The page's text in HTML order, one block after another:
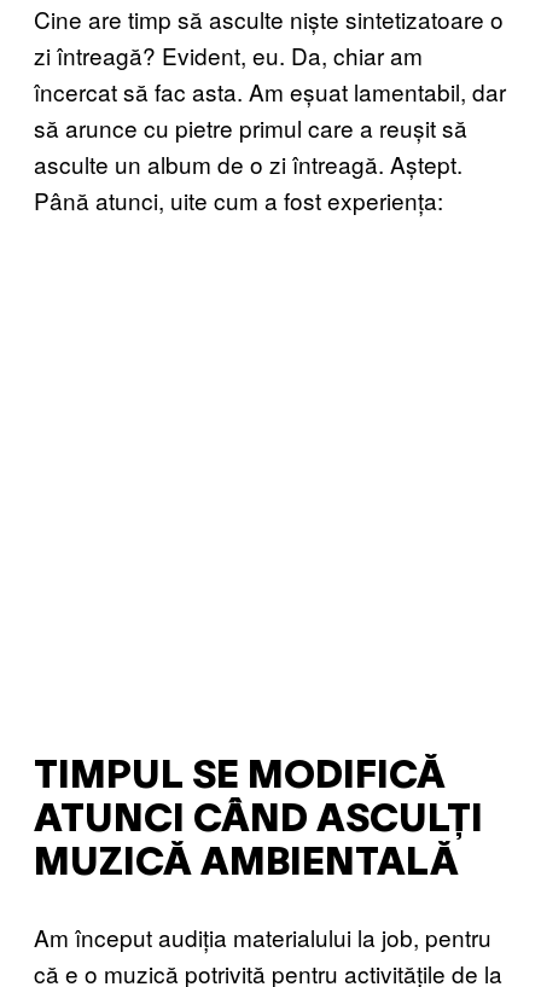
Cine are timp să asculte niște sintetizatoare o
zi întreagă? Evident, eu. Da, chiar am
încercat să fac asta. Am eșuat lamentabil, dar
să arunce cu pietre primul care a reușit să
asculte un album de o zi întreagă. Aștept.
Până atunci, uite cum a fost experiența:
TIMPUL SE MODIFICĂ
ATUNCI CÂND ASCULȚI
MUZICĂ AMBIENTALĂ
Am început audiția materialului la job, pentru
că e o muzică potrivită pentru activitățile de la